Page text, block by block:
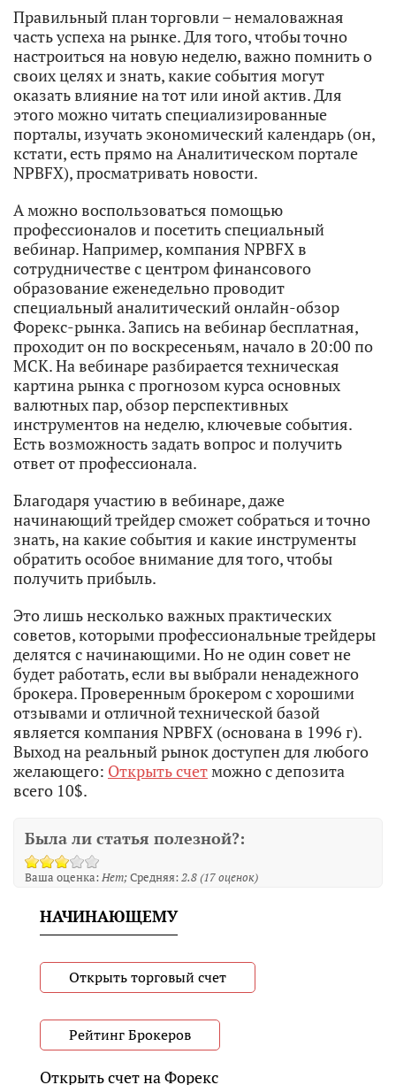
Правильный план торговли – немаловажная
часть успеха на рынке. Для того, чтобы точно
настроиться на новую неделю, важно помнить о
своих целях и знать, какие события могут
оказать влияние на тот или иной актив. Для
этого можно читать специализированные
порталы, изучать экономический календарь (он,
кстати, есть прямо на Аналитическом портале
NPBFX), просматривать новости.
А можно воспользоваться помощью
профессионалов и посетить специальный
вебинар. Например, компания NPBFX в
сотрудничестве с центром финансового
образование еженедельно проводит
специальный аналитический онлайн-обзор
Форекс-рынка. Запись на вебинар бесплатная,
проходит он по воскресеньям, начало в 20:00 по
МСК. На вебинаре разбирается техническая
картина рынка с прогнозом курса основных
валютных пар, обзор перспективных
инструментов на неделю, ключевые события.
Есть возможность задать вопрос и получить
ответ от профессионала.
Благодаря участию в вебинаре, даже
начинающий трейдер сможет собраться и точно
знать, на какие события и какие инструменты
обратить особое внимание для того, чтобы
получить прибыль.
Это лишь несколько важных практических
советов, которыми профессиональные трейдеры
делятся с начинающими. Но не один совет не
будет работать, если вы выбрали ненадежного
брокера. Проверенным брокером с хорошими
отзывами и отличной технической базой
является компания NPBFX (основана в 1996 г).
Выход на реальный рынок доступен для любого
желающего: Открыть счетможно с депозита
всего 10$.
Была ли статья полезной?:
Ваша оценка:Нет Средняя:2.8(17оценок)
НАЧИНАЮЩЕМУ
Открыть торговый счет
Рейтинг Брокеров
Открыть счет на Форекс